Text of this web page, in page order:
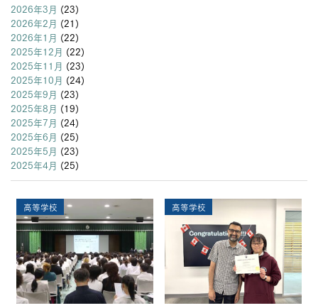
2026年3月 (23)
2026年2月 (21)
2026年1月 (22)
2025年12月 (22)
2025年11月 (23)
2025年10月 (24)
2025年9月 (23)
2025年8月 (19)
2025年7月 (24)
2025年6月 (25)
2025年5月 (23)
2025年4月 (25)
高等学校 高等学校